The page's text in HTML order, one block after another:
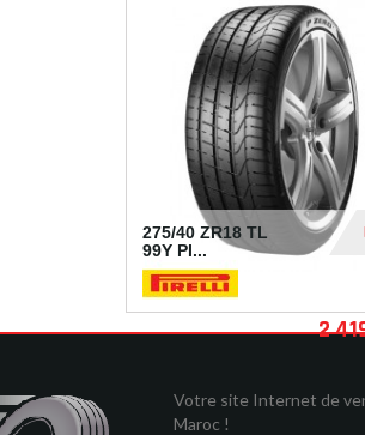
275/40 ZR18 TL
99Y PI...
2
Votre site Internet de
Maroc !